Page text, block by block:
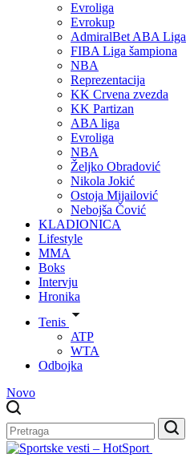
Evroliga
Evrokup
AdmiralBet ABA Liga
FIBA Liga šampiona
NBA
Reprezentacija
KK Crvena zvezda
KK Partizan
ABA liga
Evroliga
NBA
Željko Obradović
Nikola Jokić
Ostoja Mijailović
Nebojša Čović
KLADIONICA
Lifestyle
MMA
Boks
Intervju
Hronika
Tenis
ATP
WTA
Odbojka
Novo